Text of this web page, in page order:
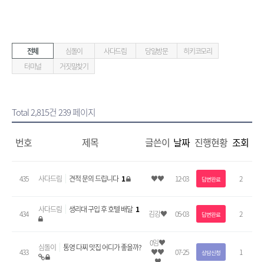
전체 심돌이 사다드림 당일방문
히키코모리
터미널
거짓말찾기
Total 2,815건239 페이지
번호 제목 글쓴이 날짜 진행현황 조회
435 사다드림 견적 문의 드립니다 1 ♥♥ 12-03 답변완료 2
434 사다드림 생리대 구입 후 호텔 배달 1 김강♥ 05-03 답변완료 2
433 심돌이 통영 다찌 맛집 어디가 좋을까?
0임♥
♥♥
07-25 상담신청 1